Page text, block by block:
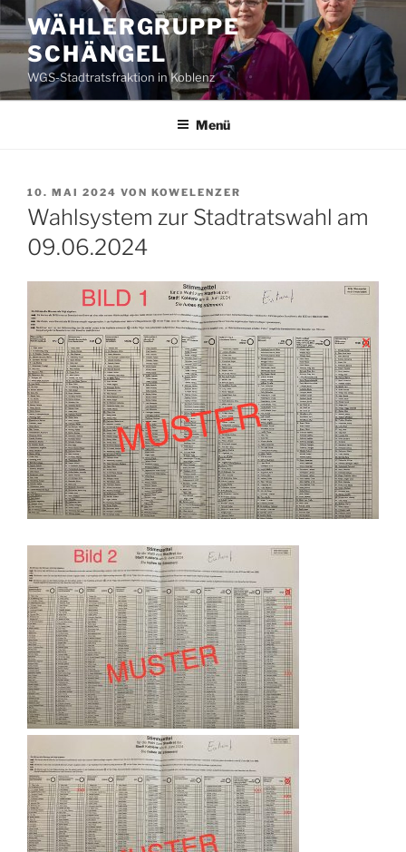
Zum
Inhalt
springen
WÄHLERGRUPPE
SCHÄNGEL
WGS-Stadtratsfraktion in Koblenz
Menü
VERÖFFENTLICHT
AM
10. MAI 2024 VON KOWELENZER
Wahlsystem zur Stadtratswahl am
09.06.2024